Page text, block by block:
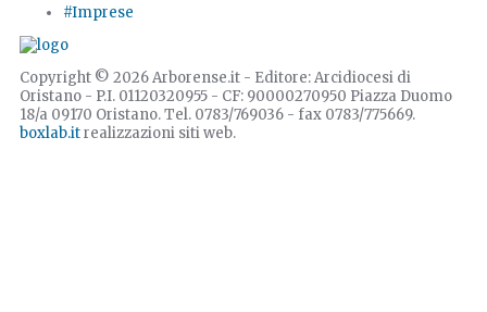
#Imprese
Copyright © 2026 Arborense.it - Editore: Arcidiocesi di
Oristano - P.I. 01120320955 - CF: 90000270950 Piazza Duomo
18/a 09170 Oristano. Tel. 0783/769036 - fax 0783/775669.
boxlab.itrealizzazioni siti web.